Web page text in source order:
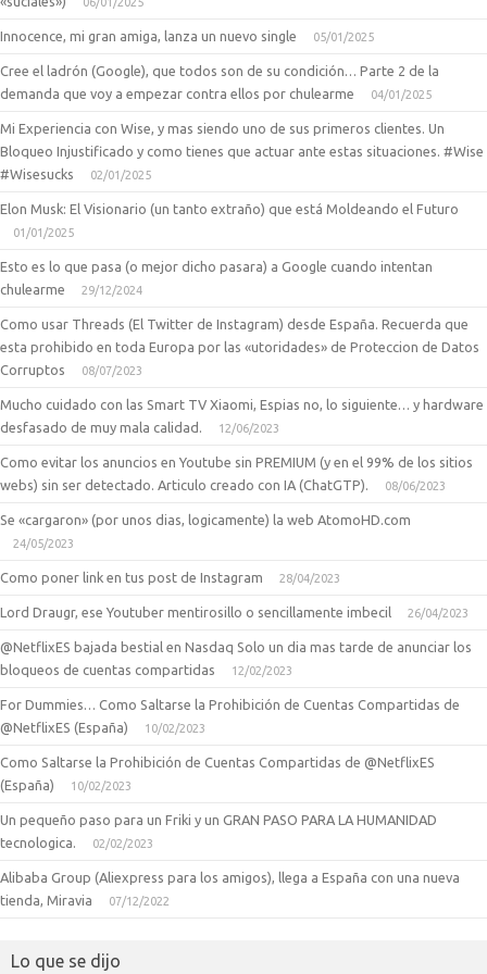
Innocence, mi gran amiga, lanza un nuevo single 05/01/2025
Cree el ladrón (Google), que todos son de su condición… Parte 2 de la
demanda que voy a empezar contra ellos por chulearme
04/01/2025
Mi Experiencia con Wise, y mas siendo uno de sus primeros clientes. Un
Bloqueo Injustificado y como tienes que actuar ante estas situaciones. #Wise
#Wisesucks
02/01/2025
Elon Musk: El Visionario (un tanto extraño) que está Moldeando el Futuro
01/01/2025
Esto es lo que pasa (o mejor dicho pasara) a Google cuando intentan
chulearme
29/12/2024
Como usar Threads (El Twitter de Instagram) desde España. Recuerda que
esta prohibido en toda Europa por las «utoridades» de Proteccion de Datos
Corruptos
08/07/2023
Mucho cuidado con las Smart TV Xiaomi, Espias no, lo siguiente… y hardware
desfasado de muy mala calidad.
12/06/2023
Como evitar los anuncios en Youtube sin PREMIUM (y en el 99% de los sitios
webs) sin ser detectado. Articulo creado con IA (ChatGTP).
08/06/2023
Se «cargaron» (por unos dias, logicamente) la web AtomoHD.com
24/05/2023
Como poner link en tus post de Instagram 28/04/2023
Lord Draugr, ese Youtuber mentirosillo o sencillamente imbecil 26/04/2023
@NetflixES bajada bestial en Nasdaq Solo un dia mas tarde de anunciar los
bloqueos de cuentas compartidas
12/02/2023
For Dummies… Como Saltarse la Prohibición de Cuentas Compartidas de
@NetflixES (España)
10/02/2023
Como Saltarse la Prohibición de Cuentas Compartidas de @NetflixES
(España)
10/02/2023
Un pequeño paso para un Friki y un GRAN PASO PARA LA HUMANIDAD
tecnologica.
02/02/2023
Alibaba Group (Aliexpress para los amigos), llega a España con una nueva
tienda, Miravia
07/12/2022
Lo que se dijo